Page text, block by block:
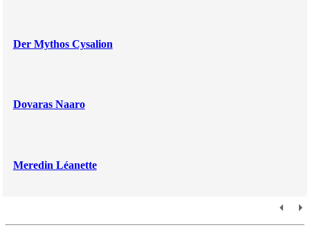
Der Mythos Cysalion
Dovaras Naaro
Meredin Léanette